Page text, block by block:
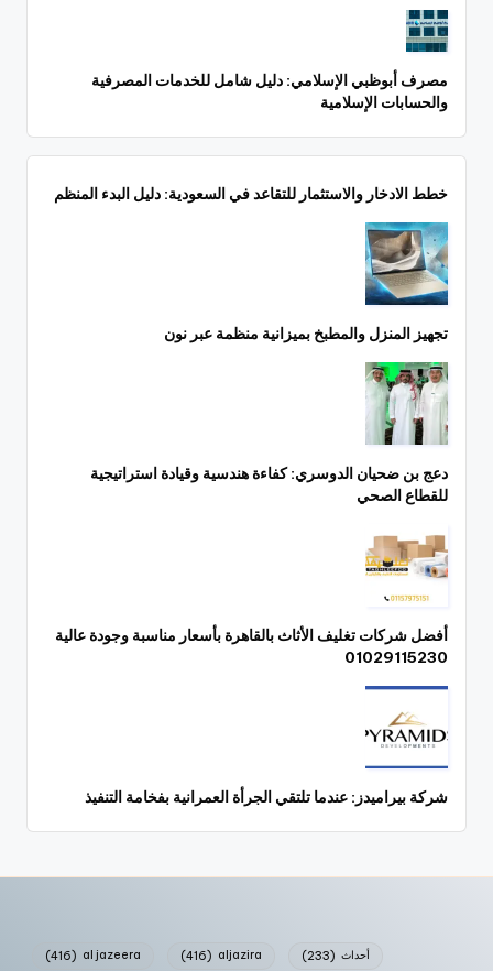
مصرف أبوظبي الإسلامي: دليل شامل للخدمات المصرفية
والحسابات الإسلامية
خطط الادخار والاستثمار للتقاعد في السعودية: دليل البدء المنظم
تجهيز المنزل والمطبخ بميزانية منظمة عبر نون
دعج بن ضحيان الدوسري: كفاءة هندسية وقيادة استراتيجية
للقطاع الصحي
أفضل شركات تغليف الأثاث بالقاهرة بأسعار مناسبة وجودة عالية
01029115230
شركة بيراميدز: عندما تلتقي الجرأة العمرانية بفخامة التنفيذ
al jazeera
(416) aljazira
(416) أحداث (233)